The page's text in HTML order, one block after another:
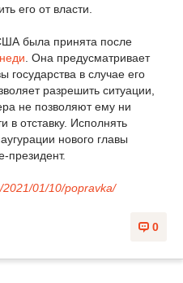
его от власти.
была принята после
. Она предусматривает
государства в случае его
разрешить ситуации,
не позволяют ему ни
в отставку. Исполнять
нового главы
президент.
01/10/popravka/
0